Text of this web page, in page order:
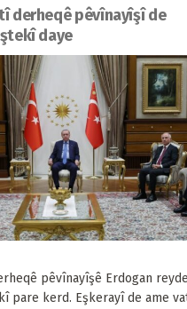
derheqê pêvînayîşî de
daye
pêvînayîşê Erdogan reyde
pare kerd. Eşkerayî de ame